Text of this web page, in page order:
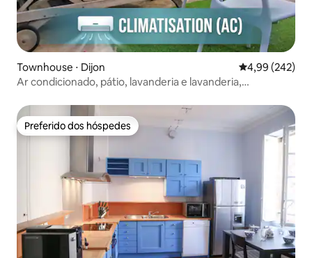
Townhouse ⋅ Dijon 4,99 de uma
4,99 (242)
Ar condicionado, pátio, lavanderia e lavanderia,
Preferido dos hóspedes
Preferido dos hóspedes